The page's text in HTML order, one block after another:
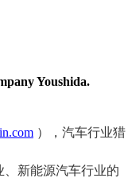
Youshida.
），汽车行业猎
、新能源汽车行业的